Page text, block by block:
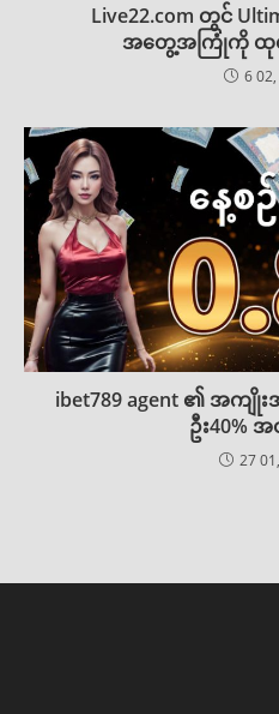
Live22.com တွင်
အတွေ့အကြုံကို ထုတ်
6
ibet789 agent ၏ အက
ဦး40%
27